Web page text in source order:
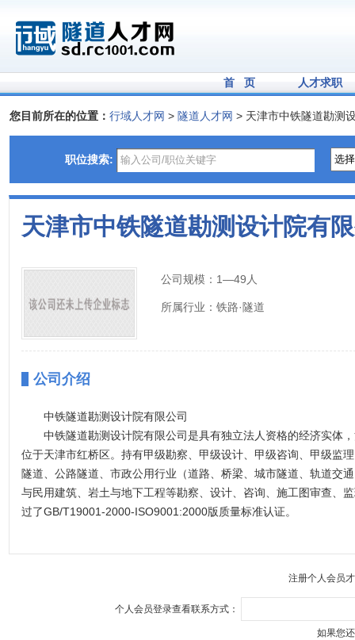
首 页 人才求职
您目前所在的位置： 行域人才网 > 隧道人才网 > 天津市中铁隧道勘测
职位搜索:
天津市中铁隧道勘测设计院有
公司规模： 1—49人
所属行业： 铁路·隧道
公司介绍
中铁隧道勘测设计院有限公司
中铁隧道勘测设计院有限公司是具有独立法人资格的经济实体
位于天津市红桥区。持有甲级勘察、甲级设计、甲级咨询、甲级监
隧道、公路隧道、市政公用行业（道路、桥梁、城市隧道、轨道交
与民用建筑、岩土与地下工程等勘察、设计、咨询、施工图审查、
过了GB/T19001-2000-ISO9001:2000版质量标准认证。
地质、物探、钻探、测量等专业，并装备了一..
注册个人会员
个人会员登录查看联系方式：
如果您